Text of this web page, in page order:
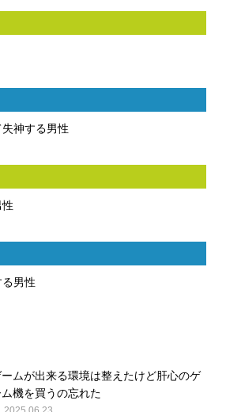
神する男性
男性
ムが出来る環境は整えたけど肝心のゲ
ム機を買うの忘れた